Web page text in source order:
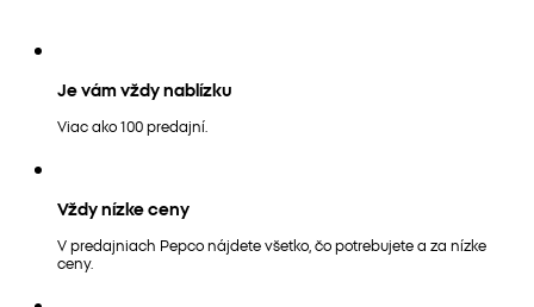
Je vám vždy nablízku
Viac ako 100 predajní.
Vždy nízke ceny
V predajniach Pepco nájdete všetko, čo potrebujete a za nízke
ceny.